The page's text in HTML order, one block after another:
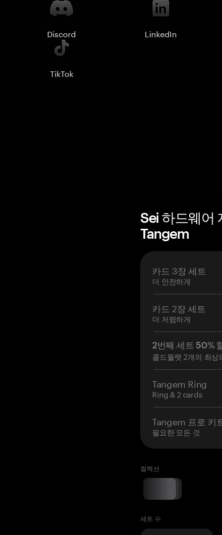
Discord LinkedIn
TikTok
Sei 하드웨어
Tangem
카드 3장 세트
더 안전하게
카드 2장 세트
더 저렴하게
2번째 세트 50%
콜드월렛 2개의 최상
Tangem Ring
Ring & 2 cards
Tangem 프로 키
필요한 모든 것
컬렉션
세트 수